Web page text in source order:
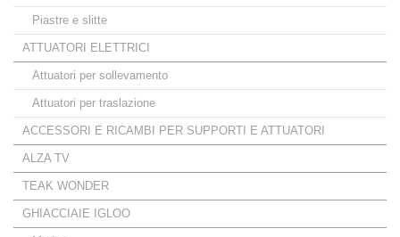
Piastre e slitte
ATTUATORI ELETTRICI
Attuatori per sollevamento
Attuatori per traslazione
ACCESSORI E RICAMBI PER SUPPORTI E ATTUATORI
ALZA TV
TEAK WONDER
GHIACCIAIE IGLOO